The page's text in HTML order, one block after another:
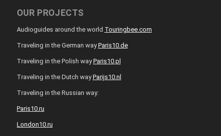
OUR PROJECTS
Audioguides around the world Touringbee.com
Traveling in the German wayParis10.de
Traveling in the Polish wayParis10.pl
Traveling in the Dutch wayParijs10.nl
Traveling in the Russian way:
Paris10.ru
London10.ru